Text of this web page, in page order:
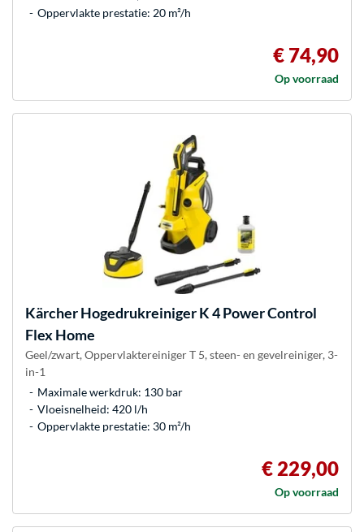
Oppervlakte prestatie: 20 m²/h
€ 74,90
Op voorraad
KärcherHogedrukreiniger K 4 Power Control
Flex Home
Geel/zwart, Oppervlaktereiniger T 5, steen- en gevelreiniger, 3-
in-1
Maximale werkdruk: 130 bar
Vloeisnelheid: 420 l/h
Oppervlakte prestatie: 30 m²/h
€ 229,00
Op voorraad